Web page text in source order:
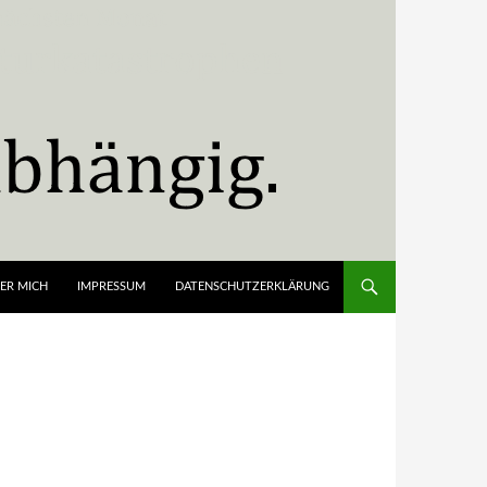
MICH IMPRESSUM DATENSCHUTZERKLÄRUNG